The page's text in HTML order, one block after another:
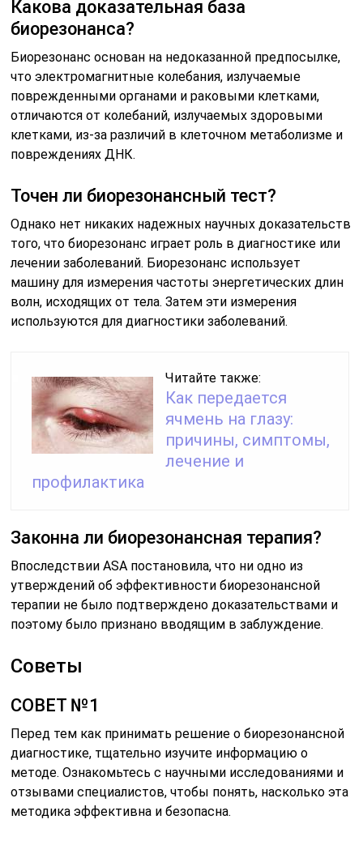
Какова доказательная база
биорезонанса?
Биорезонанс основан на недоказанной предпосылке,
что электромагнитные колебания, излучаемые
поврежденными органами и раковыми клетками,
отличаются от колебаний, излучаемых здоровыми
клетками, из-за различий в клеточном метаболизме и
повреждениях ДНК.
Точен ли биорезонансный тест?
Однако нет никаких надежных научных доказательств
того, что биорезонанс играет роль в диагностике или
лечении заболеваний. Биорезонанс использует
машину для измерения частоты энергетических длин
волн, исходящих от тела. Затем эти измерения
используются для диагностики заболеваний.
Читайте также:
Как передается
ячмень на глазу:
причины, симптомы,
лечение и
профилактика
Законна ли биорезонансная терапия?
Впоследствии ASA постановила, что ни одно из
утверждений об эффективности биорезонансной
терапии не было подтверждено доказательствами и
поэтому было признано вводящим в заблуждение.
Советы
СОВЕТ №1
Перед тем как принимать решение о биорезонансной
диагностике, тщательно изучите информацию о
методе. Ознакомьтесь с научными исследованиями и
отзывами специалистов, чтобы понять, насколько эта
методика эффективна и безопасна.